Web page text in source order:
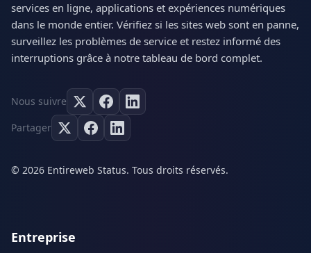
services en ligne, applications et expériences numériques
dans le monde entier. Vérifiez si les sites web sont en panne,
surveillez les problèmes de service et restez informé des
interruptions grâce à notre tableau de bord complet.
Nous suivre
Partager
© 2026 Entireweb Status. Tous droits réservés.
Entreprise